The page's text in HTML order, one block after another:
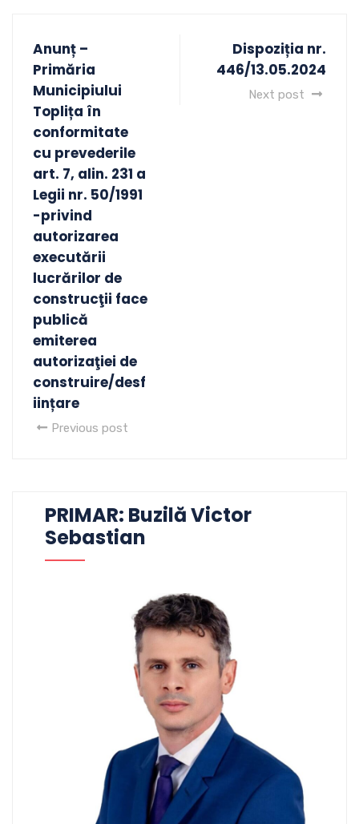
Anunț –
Primăria
Municipiului
Toplița în
conformitate
cu prevederile
art. 7, alin. 231 a
Legii nr. 50/1991
-privind
autorizarea
executării
lucrărilor de
construcţii face
publică
emiterea
autorizaţiei de
construire/desf
iințare
Previous post
Dispoziția nr.
446/13.05.2024
Next post
PRIMAR: Buzilă Victor
Sebastian